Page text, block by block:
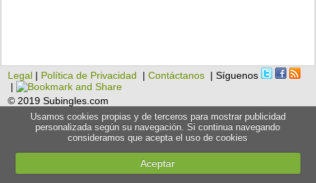
Legal | Política de Privacidad |Contáctanos | Síguenos
|
© 2019 Subingles.com
Usamos cookies propias y de terceros para mostrar publicidad
personalizada según su navegación. Si continua navegando
consideramos que acepta el uso de cookies
Aceptar